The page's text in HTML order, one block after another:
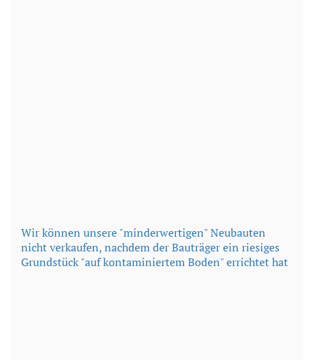
Wir können unsere "minderwertigen" Neubauten
nicht verkaufen, nachdem der Bauträger ein riesiges
Grundstück "auf kontaminiertem Boden" errichtet hat